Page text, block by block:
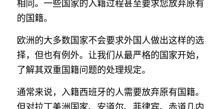
相同。一些国家的入籍过程甚至要求您放弃原有
的国籍。
欧洲的大多数国家不会要求外国人做出这样的选
择，但也有例外。让我们从最严格的国家开始，
了解其双重国籍问题的处理规定。
通常来说，入籍西班牙的人需要放弃原有国籍。